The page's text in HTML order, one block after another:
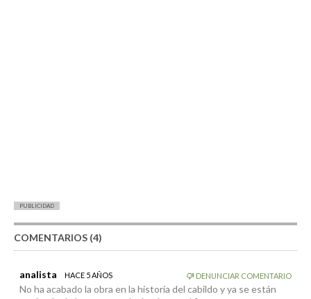
PUBLICIDAD
COMENTARIOS (4)
analista HACE 5 AÑOS DENUNCIAR COMENTARIO
No ha acabado la obra en la historia del cabildo y ya se están